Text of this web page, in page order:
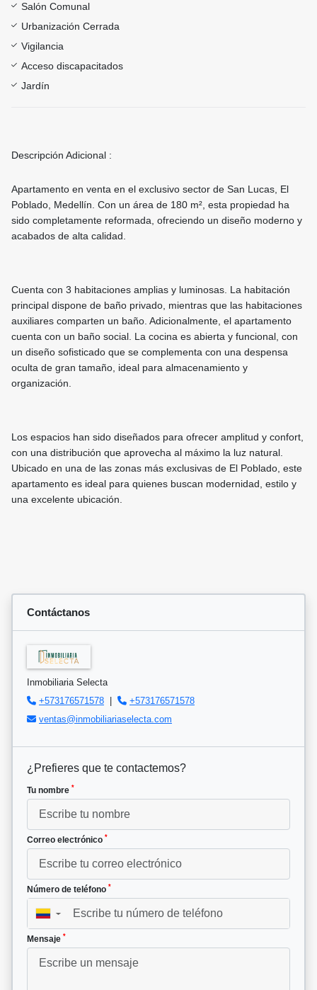
Salón Comunal
Urbanización Cerrada
Vigilancia
Acceso discapacitados
Jardín
Descripción Adicional :
Apartamento en venta en el exclusivo sector de San Lucas, El
Poblado, Medellín. Con un área de 180 m², esta propiedad ha
sido completamente reformada, ofreciendo un diseño moderno y
acabados de alta calidad.
Cuenta con 3 habitaciones amplias y luminosas. La habitación
principal dispone de baño privado, mientras que las habitaciones
auxiliares comparten un baño. Adicionalmente, el apartamento
cuenta con un baño social. La cocina es abierta y funcional, con
un diseño sofisticado que se complementa con una despensa
oculta de gran tamaño, ideal para almacenamiento y
organización.
Los espacios han sido diseñados para ofrecer amplitud y confort,
con una distribución que aprovecha al máximo la luz natural.
Ubicado en una de las zonas más exclusivas de El Poblado, este
apartamento es ideal para quienes buscan modernidad, estilo y
una excelente ubicación.
Contáctanos
Inmobiliaria Selecta
+573176571578 |
+573176571578
ventas@inmobiliariaselecta.com
¿Prefieres que te contactemos?
Tu nombre *
Correo electrónico *
Número de teléfono *
▼
Mensaje *